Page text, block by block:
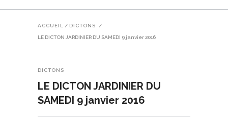
ACCUEIL / DICTONS /
LE DICTON JARDINIER DU SAMEDI 9 janvier 2016
DICTONS
LE DICTON JARDINIER DU
SAMEDI 9 janvier 2016